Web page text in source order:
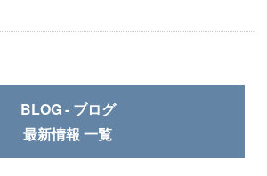
BLOG - ブログ
最新情報 一覧